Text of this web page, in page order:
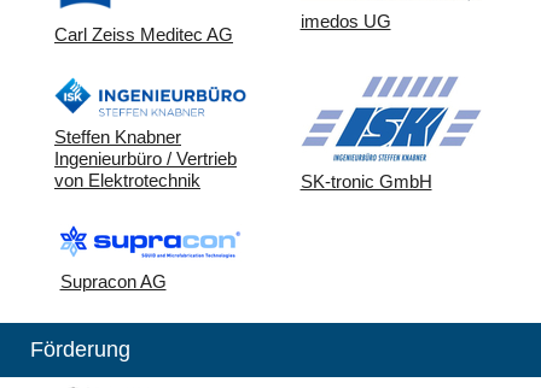
Carl Zeiss Meditec AG
imedos UG
Steffen Knabner
Ingenieurbüro / Vertrieb
von Elektrotechnik
SK-tronic GmbH
Supracon AG
Förderung